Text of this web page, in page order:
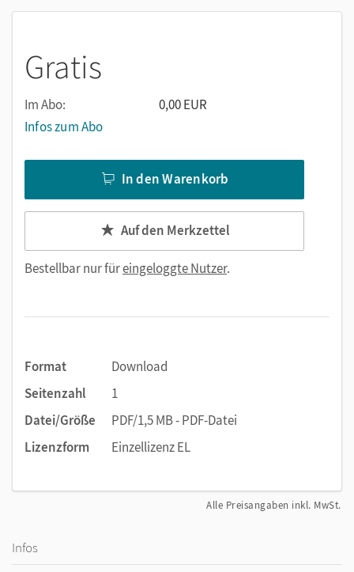
Gratis
Im Abo:
0,00 EUR
Infos zum Abo
In den Warenkorb
Auf den Merkzettel
Bestellbar nur füreingeloggte Nutzer.
Format
Download
Seitenzahl
1
Datei/Größe
PDF/1,5 MB - PDF-Datei
Lizenzform
Einzellizenz EL
Alle Preisangaben inkl. MwSt.
Infos